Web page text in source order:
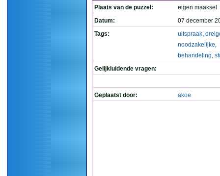
Plaats van de puzzel:
eigen maaksel
Datum:
07 december
Tags:
uitspraak,
noodzakelijke,
behandeling,
Gelijkluidende vragen:
Geplaatst door: akoe